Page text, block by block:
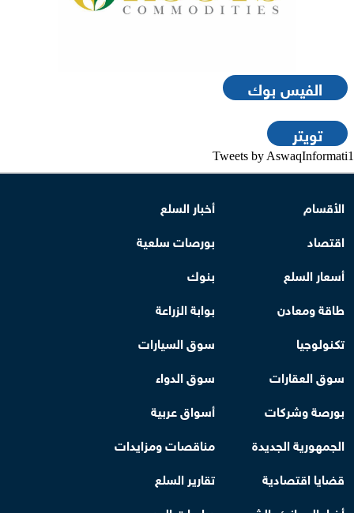
الفيس بوك
تويتر
Tweets by AswaqInformati1
الأقسام
أخبار السلع
اقتصاد
بورصات سلعية
أسعار السلع
بنوك
طاقة ومعادن
بوابة الزراعة
تكنولوجيا
سوق السيارات
سوق العقارات
سوق الدواء
بورصة وشركات
أسواق عربية
الجمهورية الجديدة
مناقصات ومزايدات
قضايا اقتصادية
تقارير السلع